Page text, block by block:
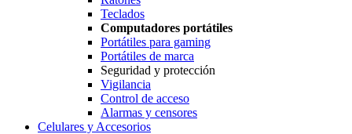
Teclados
Computadores portátiles
Portátiles para gaming
Portátiles de marca
Seguridad y protección
Vigilancia
Control de acceso
Alarmas y censores
Celulares y Accesorios